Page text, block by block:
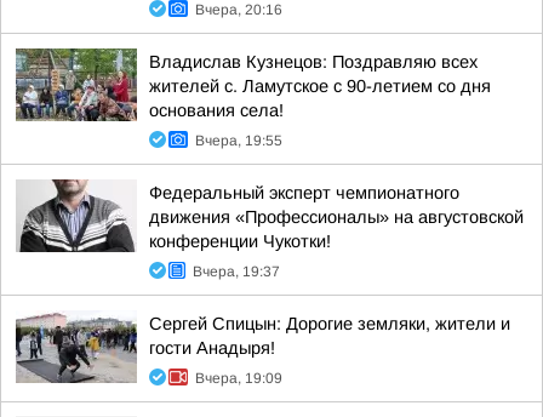
Вчера, 20:16
Владислав Кузнецов: Поздравляю всех
жителей с. Ламутское с 90-летием со дня
основания села!
Вчера, 19:55
Федеральный эксперт чемпионатного
движения «Профессионалы» на августовской
конференции Чукотки!
Вчера, 19:37
Сергей Спицын: Дорогие земляки, жители и
гости Анадыря!
Вчера, 19:09